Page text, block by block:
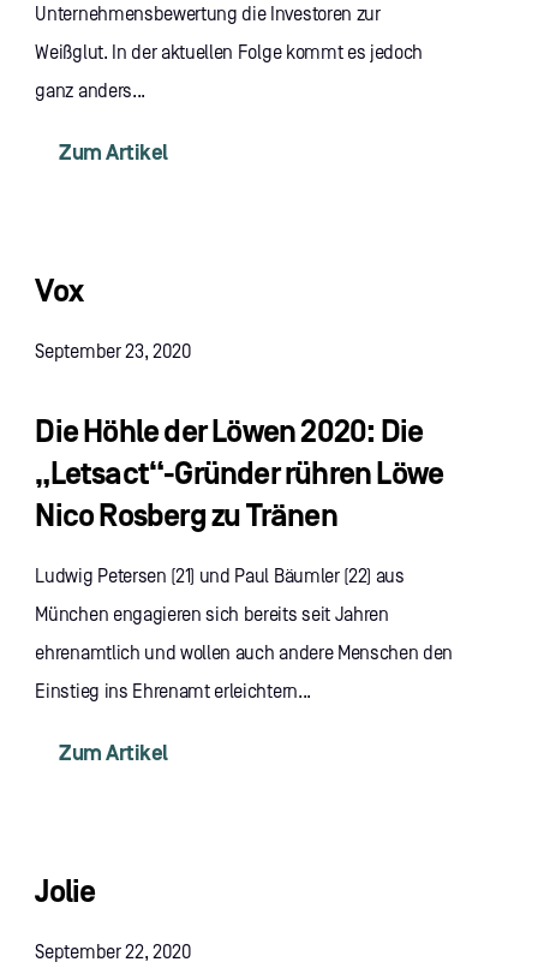
Unternehmensbewertung die Investoren zur
Weißglut. In der aktuellen Folge kommt es jedoch
ganz anders...
Zum Artikel
Vox
September 23, 2020
Die Höhle der Löwen 2020: Die
„Letsact“-Gründer rühren Löwe
Nico Rosberg zu Tränen
Ludwig Petersen (21) und Paul Bäumler (22) aus
München engagieren sich bereits seit Jahren
ehrenamtlich und wollen auch andere Menschen den
Einstieg ins Ehrenamt erleichtern...
Zum Artikel
Jolie
September 22, 2020